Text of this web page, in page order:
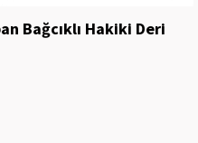
Bağcıklı Hakiki Deri